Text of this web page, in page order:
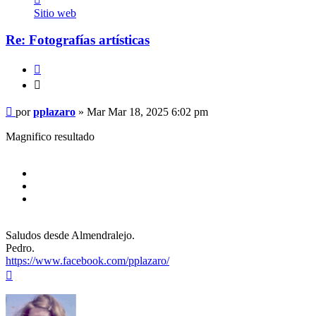
pplazaro
Sitio web
Re: Fotografías artísticas
Mensaje
porpplazaro » Mar Mar 18, 2025 6:02 pm
Magnifico resultado
Saludos desde Almendralejo.
Pedro.
https://www.facebook.com/pplazaro/